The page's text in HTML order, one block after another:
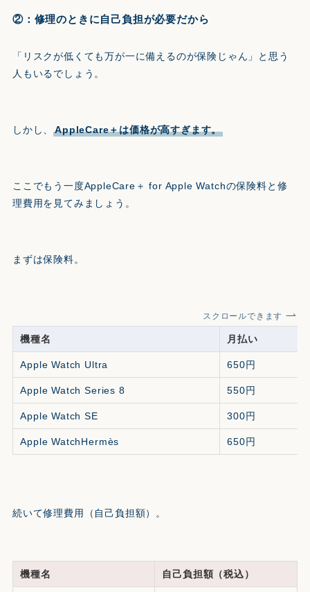
②：修理のときに自己負担が必要だから
「リスクが低くても万が一に備えるのが保険じゃん」と思う
人もいるでしょう。
しかし、AppleCare＋は価格が高すぎます。
ここでもう一度AppleCare＋ for Apple Watchの保険料と修
理費用を見てみましょう。
まずは保険料。
スクロールできます
機種名 月払い
Apple Watch Ultra 650円
Apple Watch Series 8 550円
Apple Watch SE 300円
Apple WatchHermès 650円
続いて修理費用（自己負担額）。
機種名 自己負担額（税込）